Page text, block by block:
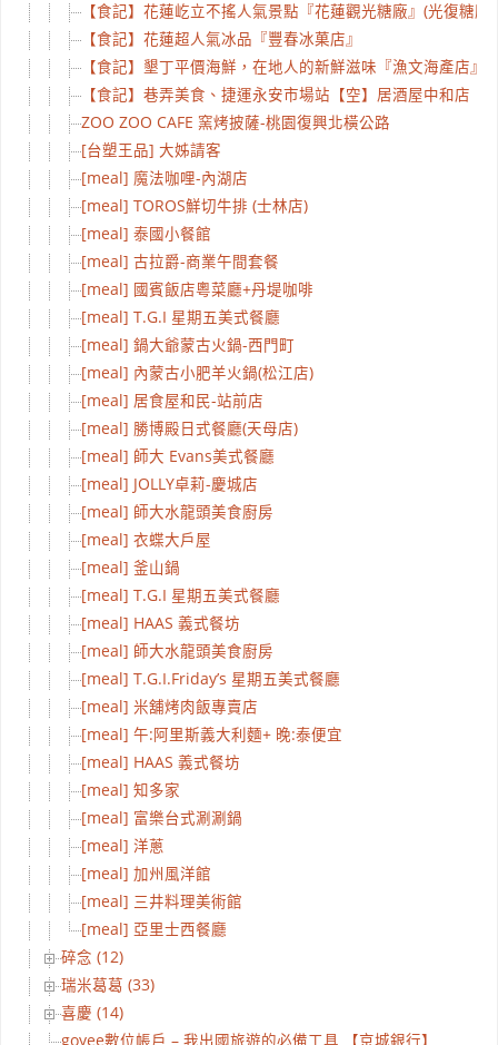
【食記】花蓮屹立不搖人氣景點『花蓮觀光糖廠』(光復糖廠)
【食記】花蓮超人氣冰品『豐春冰菓店』
【食記】墾丁平價海鮮，在地人的新鮮滋味『漁文海產店』
【食記】巷弄美食、捷運永安市場站【空】居酒屋中和店
ZOO ZOO CAFE 窯烤披薩-桃園復興北橫公路
[台塑王品] 大姊請客
[meal] 魔法咖哩-內湖店
[meal] TOROS鮮切牛排 (士林店)
[meal] 泰國小餐館
[meal] 古拉爵-商業午間套餐
[meal] 國賓飯店粵菜廳+丹堤咖啡
[meal] T.G.I 星期五美式餐廳
[meal] 鍋大爺蒙古火鍋-西門町
[meal] 內蒙古小肥羊火鍋(松江店)
[meal] 居食屋和民-站前店
[meal] 勝博殿日式餐廳(天母店)
[meal] 師大 Evans美式餐廳
[meal] JOLLY卓莉-慶城店
[meal] 師大水龍頭美食廚房
[meal] 衣蝶大戶屋
[meal] 釜山鍋
[meal] T.G.I 星期五美式餐廳
[meal] HAAS 義式餐坊
[meal] 師大水龍頭美食廚房
[meal] T.G.I.Friday’s 星期五美式餐廳
[meal] 米舖烤肉飯專賣店
[meal] 午:阿里斯義大利麵+ 晚:泰便宜
[meal] HAAS 義式餐坊
[meal] 知多家
[meal] 富樂台式涮涮鍋
[meal] 洋蔥
[meal] 加州風洋館
[meal] 三井料理美術館
[meal] 亞里士西餐廳
碎念 (12)
瑞米葛葛 (33)
喜慶 (14)
goyee數位帳戶 – 我出國旅遊的必備工具 【京城銀行】